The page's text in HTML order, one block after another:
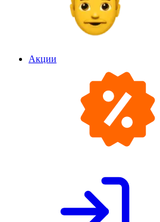
Акции